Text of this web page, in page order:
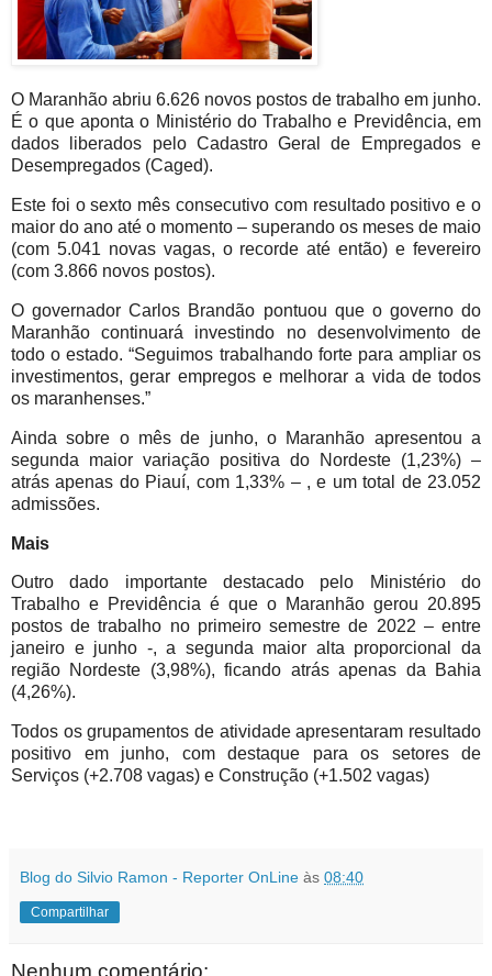
O Maranhão abriu 6.626 novos postos de trabalho em junho.
É o que aponta o Ministério do Trabalho e Previdência, em
dados liberados pelo Cadastro Geral de Empregados e
Desempregados (Caged).
Este foi o sexto mês consecutivo com resultado positivo e o
maior do ano até o momento – superando os meses de maio
(com 5.041 novas vagas, o recorde até então) e fevereiro
(com 3.866 novos postos).
O governador Carlos Brandão pontuou que o governo do
Maranhão continuará investindo no desenvolvimento de
todo o estado. “Seguimos trabalhando forte para ampliar os
investimentos, gerar empregos e melhorar a vida de todos
os maranhenses.”
Ainda sobre o mês de junho, o Maranhão apresentou a
segunda maior variação positiva do Nordeste (1,23%) –
atrás apenas do Piauí, com 1,33% – , e um total de 23.052
admissões.
Mais
Outro dado importante destacado pelo Ministério do
Trabalho e Previdência é que o Maranhão gerou 20.895
postos de trabalho no primeiro semestre de 2022 – entre
janeiro e junho -, a segunda maior alta proporcional da
região Nordeste (3,98%), ficando atrás apenas da Bahia
(4,26%).
Todos os grupamentos de atividade apresentaram resultado
positivo em junho, com destaque para os setores de
Serviços (+2.708 vagas) e Construção (+1.502 vagas)
Blog do Silvio Ramon - Reporter OnLine às 08:40
Compartilhar
Nenhum comentário: